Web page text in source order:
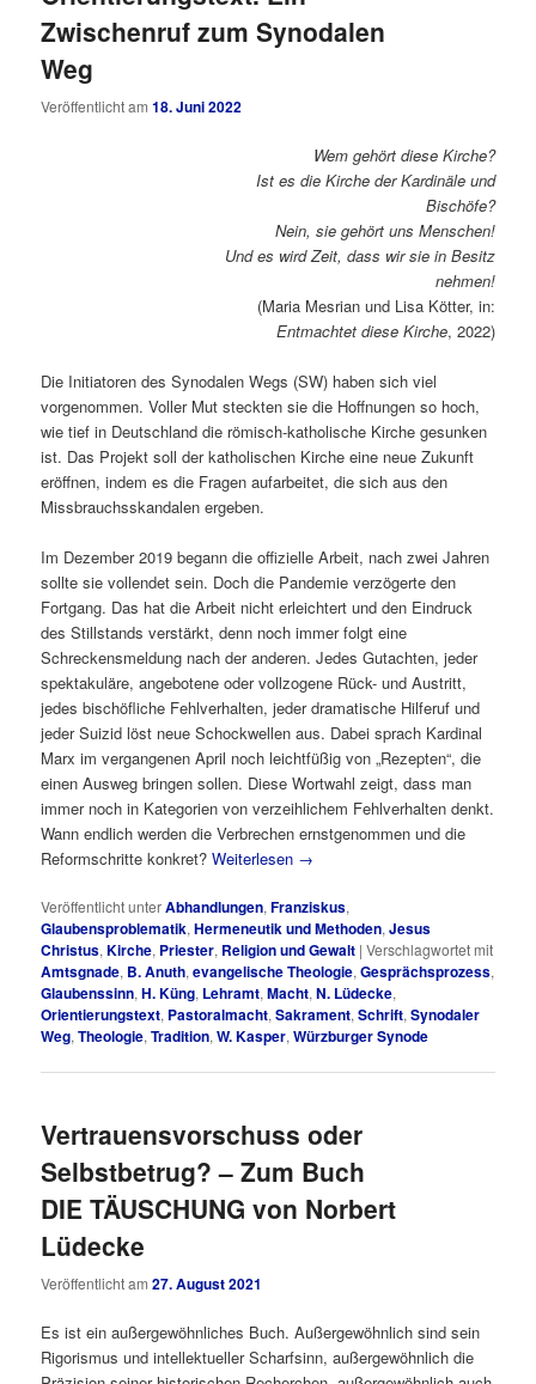
Zwischenruf zum Synodalen
Weg
Veröffentlicht am18. Juni 2022
Wem gehört diese Kirche?
Ist es die Kirche der Kardinäle und
Bischöfe?
Nein, sie gehört uns Menschen!
Und es wird Zeit, dass wir sie in Besitz
nehmen!
(Maria Mesrian und Lisa Kötter, in:
Entmachtet diese Kirche, 2022)
Die Initiatoren des Synodalen Wegs (SW) haben sich viel
vorgenommen. Voller Mut steckten sie die Hoffnungen so hoch,
wie tief in Deutschland die römisch-katholische Kirche gesunken
ist. Das Projekt soll der katholischen Kirche eine neue Zukunft
eröffnen, indem es die Fragen aufarbeitet, die sich aus den
Missbrauchsskandalen ergeben.
Im Dezember 2019 begann die offizielle Arbeit, nach zwei Jahren
sollte sie vollendet sein. Doch die Pandemie verzögerte den
Fortgang. Das hat die Arbeit nicht erleichtert und den Eindruck
des Stillstands verstärkt, denn noch immer folgt eine
Schreckensmeldung nach der anderen. Jedes Gutachten, jeder
spektakuläre, angebotene oder vollzogene Rück- und Austritt,
jedes bischöfliche Fehlverhalten, jeder dramatische Hilferuf und
jeder Suizid löst neue Schockwellen aus. Dabei sprach Kardinal
Marx im vergangenen April noch leichtfüßig von „Rezepten“, die
einen Ausweg bringen sollen. Diese Wortwahl zeigt, dass man
immer noch in Kategorien von verzeihlichem Fehlverhalten denkt.
Wann endlich werden die Verbrechen ernstgenommen und die
Reformschritte konkret?Weiterlesen →
Veröffentlicht unterAbhandlungen,Franziskus,
Glaubensproblematik,Hermeneutik und Methoden,Jesus
Christus,Kirche, Priester, Religion und Gewalt |Verschlagwortet mit
Amtsgnade, B. Anuth,evangelische Theologie,Gesprächsprozess,
Glaubenssinn,H. Küng, Lehramt,Macht,N. Lüdecke,
Orientierungstext, Pastoralmacht,Sakrament,Schrift,Synodaler
Weg,Theologie,Tradition,W. Kasper,Würzburger Synode
Vertrauensvorschuss oder
Selbstbetrug? – Zum Buch
DIE TÄUSCHUNG von Norbert
Lüdecke
Veröffentlicht am27. August 2021
Es ist ein außergewöhnliches Buch. Außergewöhnlich sind sein
Rigorismus und intellektueller Scharfsinn, außergewöhnlich die